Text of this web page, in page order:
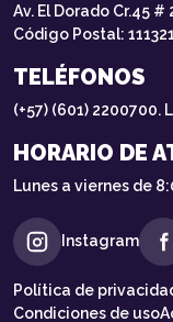
Av. El Dorado Cr.45
Código Postal: 111321
TELÉFONOS
(+57) (601)
HORARIO DE
Lunes a viernes de
Instagram
Política de
Condiciones de uso